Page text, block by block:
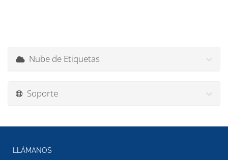
Nube de Etiquetas
Soporte
LLÁMANOS